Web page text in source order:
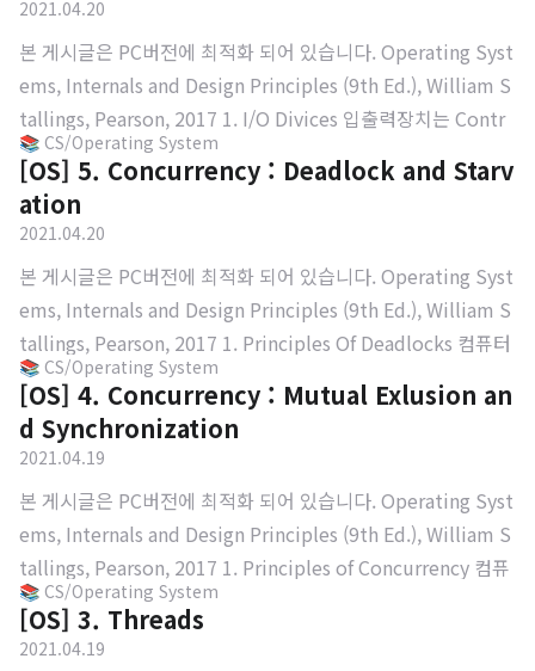
2021.04.20
본 게시글은 PC버전에 최적화 되어 있습니다. Operating Syst
ems, Internals and Design Principles (9th Ed.), William S
tallings, Pearson, 2017 1. I/O Divices 입출력장치는 Contr
oller라는 부분을 가진다. Controller는 Controller Register,
Status Register, Intenal Buffer 로 구성된다. 1. Controller
Register 장치 드라이버가 0 또는 1 비트를 세팅함으로써 장치
장치의 현재 상태를 체크한다. 3. Internal Buffer 입출력이 임
시로 저장되는 공간이다. 중요한 것은 이 C..
📚 CS/Operating System
[OS] 5. Concurrency : Deadlock and Starv
ation
2021.04.20
본 게시글은 PC버전에 최적화 되어 있습니다. Operating Syst
ems, Internals and Design Principles (9th Ed.), William S
tallings, Pearson, 2017 1. Principles Of Deadlocks 컴퓨터
의 자원이 한정되어 있고 이것을 여러 프로세스가 원하므로 이
과정에서 발생할 수 있다. P1이 Ra를 요청하고 커널에 의해 Ra
가 P1에 할당된다. (화살표 방향 주의) (c)의 경우 P1은 Ra를 요
되었다. 따라서 데드락이 발생한다. (d)의 경우 (c)와 같은 형태
이지만 자원의 개수가 많기 때문에 데드락이 발생하지 않는다.
2. Condition for Deadlock 1..
📚 CS/Operating System
[OS] 4. Concurrency : Mutual Exlusion an
d Synchronization
2021.04.19
본 게시글은 PC버전에 최적화 되어 있습니다. Operating Syst
ems, Internals and Design Principles (9th Ed.), William S
tallings, Pearson, 2017 1. Principles of Concurrency 컴퓨
터 내부에서 다양한 프로세스 쓰레드가 실행되는데 한정된 자
원을 갖고 동시다발적으로 작동하므로 충돌할 가능성이 있음.
📚 CS/Operating System
[OS] 3. Threads
2021.04.19